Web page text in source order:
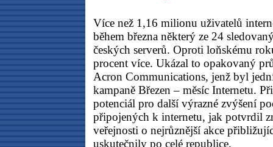
Více než 1,16 milionu uživatelů
během března některý ze 24
českých serverů. Oproti loňskému
procent více. Ukázal to opakovaný
Acron Communications, jenž byl
kampaně Březen – měsíc Internetu.
potenciál pro další výrazné zvýšení
připojených k internetu, jak potvrdil
veřejnosti o nejrůznější akce
uskutečnily po celé republice.